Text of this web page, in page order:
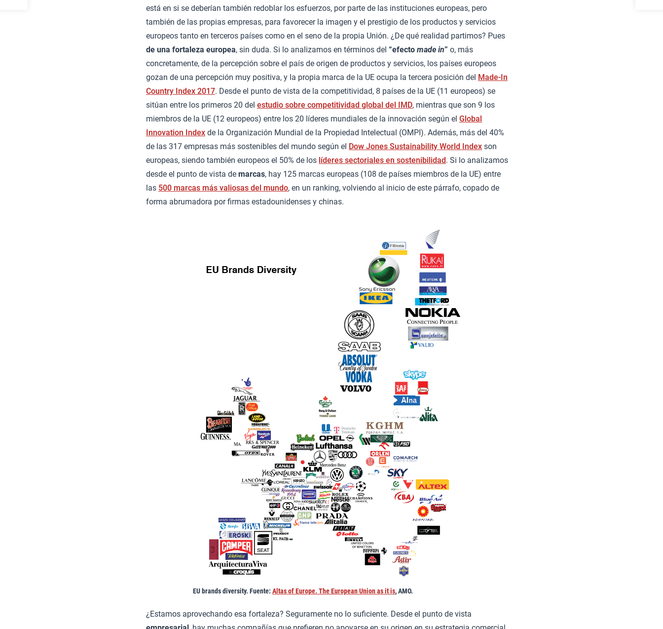
está en si se deberían también redoblar los esfuerzos, por parte de las instituciones europeas, pero
también de las propias empresas, para favorecer la imagen y el prestigio de los productos y servicios
europeos tanto en terceros países como en el seno de la propia Unión. ¿De qué realidad partimos? Pues
de una fortaleza europea, sin duda. Si lo analizamos en términos del “efecto made in” o, más
concretamente, de la percepción sobre el país de origen de productos y servicios, los países europeos
gozan de una percepción muy positiva, y la propia marca de la UE ocupa la tercera posición del Made-In
Country Index 2017. Desde el punto de vista de la competitividad, 8 países de la UE (11 europeos) se
sitúan entre los primeros 20 del estudio sobre competitividad global del IMD, mientras que son 9 los
miembros de la UE (12 europeos) entre los 20 líderes mundiales de la innovación según el Global
Innovation Index de la Organización Mundial de la Propiedad Intelectual (OMPI). Además, más del 40%
de las 317 empresas más sostenibles del mundo según el Dow Jones Sustainability World Index son
europeas, siendo también europeos el 50% de los líderes sectoriales en sostenibilidad. Si lo analizamos
desde el punto de vista de marcas, hay 125 marcas europeas (108 de países miembros de la UE) entre
las 500 marcas más valiosas del mundo, en un ranking, volviendo al inicio de este párrafo, copado de
forma abrumadora por firmas estadounidenses y chinas.
EU brands diversity. Fuente: Altas of Europe. The European Union as it is, AMO.
¿Estamos aprovechando esa fortaleza? Seguramente no lo suficiente. Desde el punto de vista